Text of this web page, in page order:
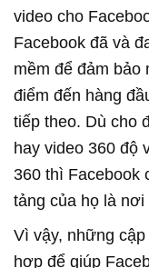
video cho
Facebook đã và
mềm để đảm bảo
điểm đến hàng
tiếp theo. Dù cho
hay video 360 độ
360 thì Facebook
tảng của họ là
Vì vậy, những
hợp để giúp